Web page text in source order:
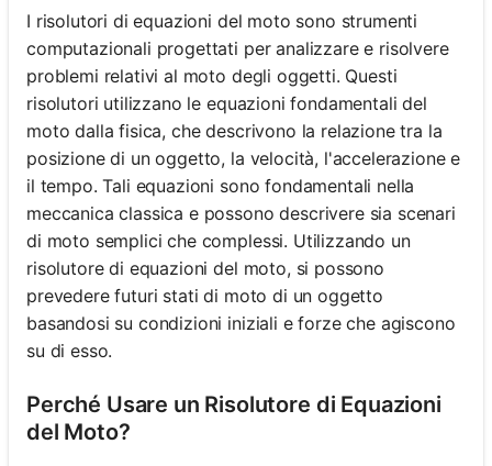
I risolutori di equazioni del moto sono strumenti
computazionali progettati per analizzare e risolvere
problemi relativi al moto degli oggetti. Questi
risolutori utilizzano le equazioni fondamentali del
moto dalla fisica, che descrivono la relazione tra la
posizione di un oggetto, la velocità, l'accelerazione e
il tempo. Tali equazioni sono fondamentali nella
meccanica classica e possono descrivere sia scenari
di moto semplici che complessi. Utilizzando un
risolutore di equazioni del moto, si possono
prevedere futuri stati di moto di un oggetto
basandosi su condizioni iniziali e forze che agiscono
su di esso.
Perché Usare un Risolutore di Equazioni
del Moto?